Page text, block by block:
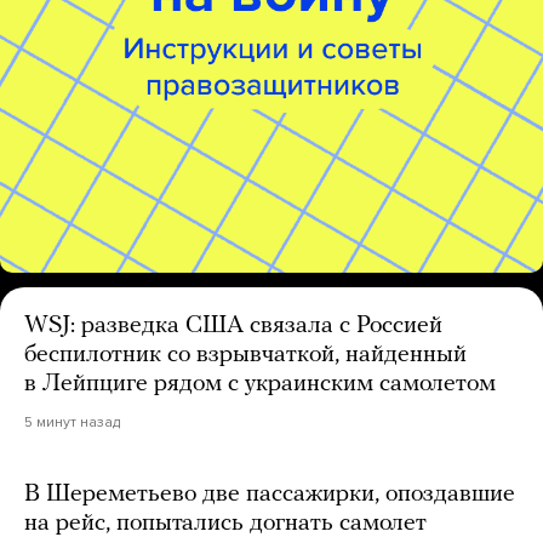
WSJ: разведка США связала с Россией
беспилотник со взрывчаткой, найденный
в Лейпциге рядом с украинским самолетом
5 минут назад
В Шереметьево две пассажирки, опоздавшие
на рейс, попытались догнать самолет